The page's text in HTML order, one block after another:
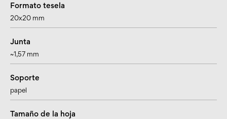
Formato tesela
20x20 mm
Junta
~1,57 mm
Soporte
papel
Tamaño de la hoja